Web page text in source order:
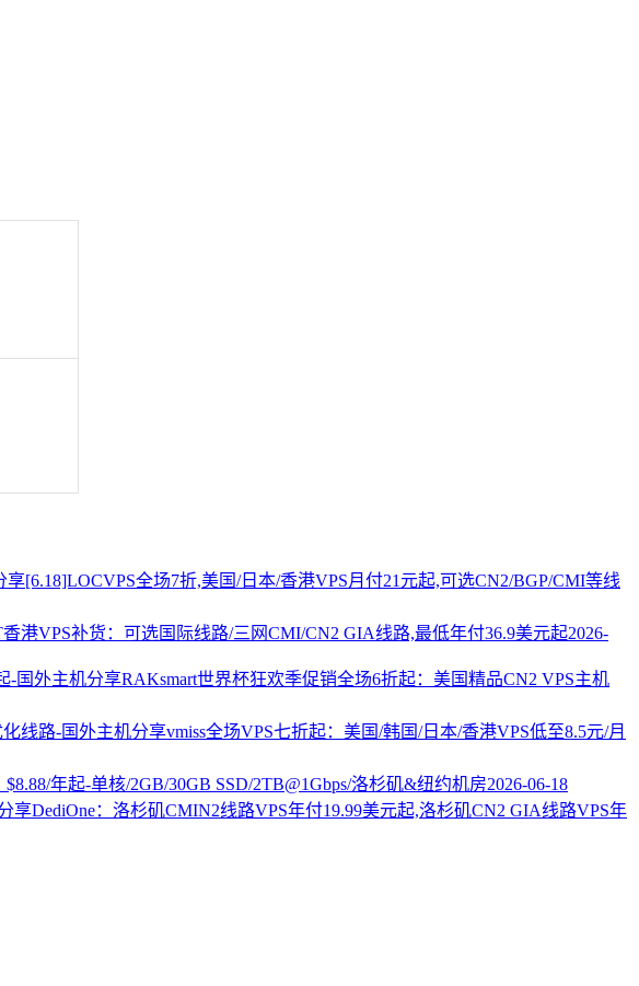
[6.18]LOCVPS全场7折,美国/日本/香港VPS月付21元起,可选CN2/BGP/CMI等线
港VPS补货：可选国际线路/三网CMI/CN2 GIA线路,最低年付36.9美元起2026-
RAKsmart世界杯狂欢季促销全场6折起：美国精品CN2 VPS主机
vmiss全场VPS七折起：美国/韩国/日本/香港VPS低至8.5元/月
$8.88/年起-单核/2GB/30GB SSD/2TB@1Gbps/洛杉矶&纽约机房2026-06-18
DediOne：洛杉矶CMIN2线路VPS年付19.99美元起,洛杉矶CN2 GIA线路VPS年